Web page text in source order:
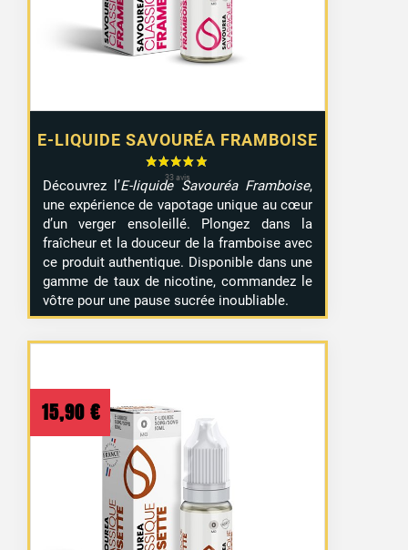
E-LIQUIDE SAVOURÉA FRAMBOISE
à
15,90 €
Découvrez l’E-liquide Savouréa Framboise,
une expérience de vapotage unique au cœur
d’un verger ensoleillé. Plongez dans la
fraîcheur et la douceur de la framboise avec
ce produit authentique. Disponible dans une
gamme de taux de nicotine, commandez le
vôtre pour une pause sucrée inoubliable.
15,90 €